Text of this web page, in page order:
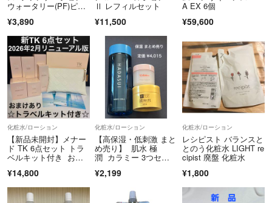
ウォータリー(PF)ピン
¥3,890
Ⅱ レフィルセット
¥11,500
A EX 6個
¥59,600
化粧水/ローション
【新品未開封】メナー
ド TK 6点セット トラ
ベルキット付き おま
ル 新発売
¥14,800
化粧水/ローション
【高保湿・低刺激 まと
め売り】 肌水 極
潤 カラミー 3つセッ
¥2,199
化粧水/ローション
レシピスト バランスと
とのう化粧水 LIGHT re
cipist 廃盤 化粧水
¥1,800